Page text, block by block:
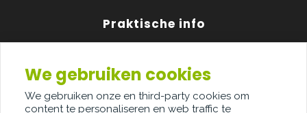
Praktische info
Over ons
We gebruiken cookies
We gebruiken onze en third-party cookies om
content te personaliseren en web traffic te